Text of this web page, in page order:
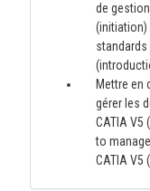
de
(initiation)
Mettre en
gérer les
CATIA V5
to
CATIA V5